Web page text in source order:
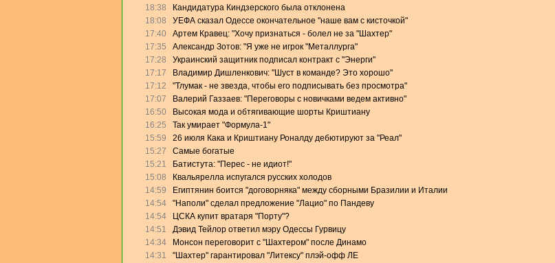
18:38
Кандидатура Киндзерского была отклонена
18:08
УЕФА сказал Одессе окончательное "наше вам с кисточкой"
17:40
Артем Кравец: "Хочу признаться - болел не за "Шахтер"
17:35
Александр Зотов: "Я уже не игрок "Металлурга"
17:28
Украинский защитник подписал контракт с "Энерги"
17:17
Владимир Дишленкович: "Шуст в команде? Это хорошо"
17:12
"Тлумак - не звезда, чтобы его подписывать без просмотра"
17:07
Валерий Газзаев: "Переговоры с новичками ведем активно"
16:50
Высокая мода и обтягивающие шорты Криштиану
16:25
Так умирает "Формула-1"
15:59
26 июля Кака и Криштиану Роналду дебютируют за "Реал"
15:27
Самые богатые
15:21
Батистута: "Перес - не идиот!"
15:08
Квальярелла испугался русских холодов
14:59
Египтянин боится "договорняка" между сборными Бразилии и Италии
14:54
"Наполи" сделал предложение "Лацио" по Пандеву
14:54
ЦСКА купит вратаря "Порту"?
14:51
Дэвид Тейлор ответил мэру Одессы Гурвицу
14:34
Монсон переговорит с "Шахтером" после Динамо
14:31
"Шахтер" гарантировал "Литексу" плэй-офф ЛЕ